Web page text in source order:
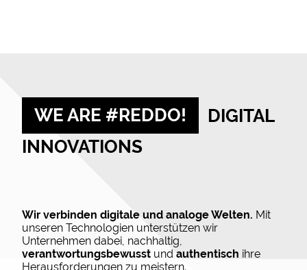
WE ARE #REDDO!
DIGITAL
INNOVATIONS
Wir verbinden digitale und analoge Welten. Mit
unseren Technologien unterstützen wir
Unternehmen dabei, nachhaltig,
verantwortungsbewusst und authentisch ihre
Herausforderungen zu meistern.